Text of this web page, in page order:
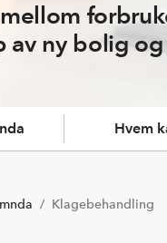
av ny bolig
Hvem
Klagebehandling